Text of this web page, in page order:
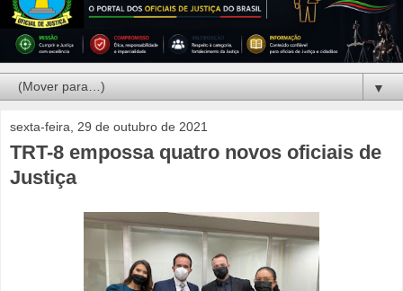
▼
sexta-feira, 29 de outubro de 2021
TRT-8 empossa quatro novos oficiais de
Justiça